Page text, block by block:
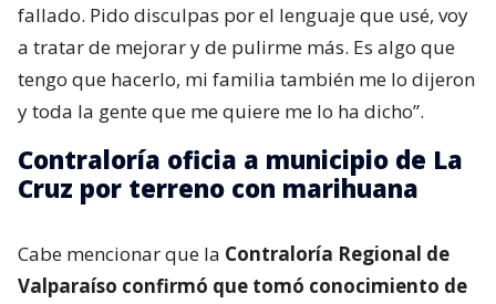
fallado. Pido disculpas por el lenguaje que usé, voy
a tratar de mejorar y de pulirme más. Es algo que
tengo que hacerlo, mi familia también me lo dijeron
y toda la gente que me quiere me lo ha dicho”.
Contraloría oficia a municipio de La
Cruz por terreno con marihuana
Cabe mencionar que la Contraloría Regional de
Valparaíso confirmó que tomó conocimiento de